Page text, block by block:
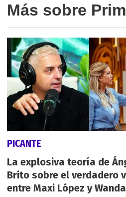
Más sobre
PICANTE
La explosiva teoría de
Brito sobre el verdadero
entre Maxi López y